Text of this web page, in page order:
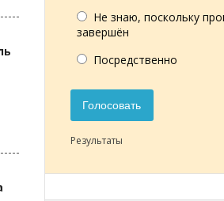
Не знаю, поскольку
завершён
Посредственно
Голосовать
Результаты